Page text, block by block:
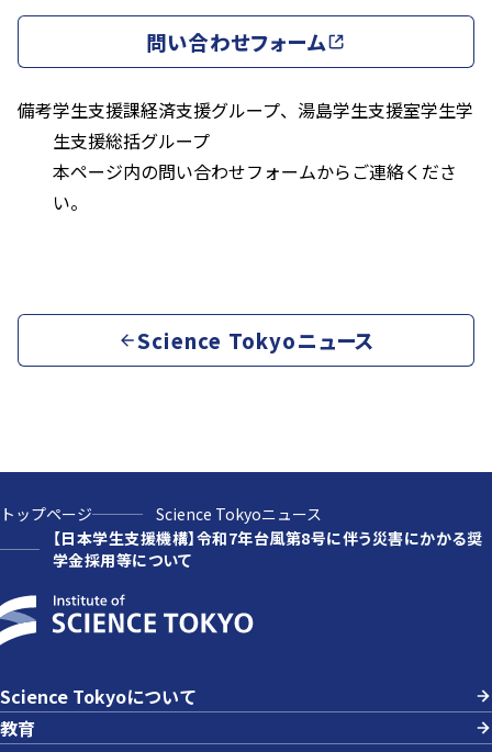
問い合わせフォーム
備考学生支援課経済支援グループ、湯島学生支援室学生学
生支援総括グループ
本ページ内の問い合わせフォームからご連絡くださ
い。
Science Tokyoニュース
トップページ
Science Tokyoニュース
【日本学生支援機構】令和7年台風第8号に伴う災害にかかる奨
学金採用等について
Science Tokyoについて
教育